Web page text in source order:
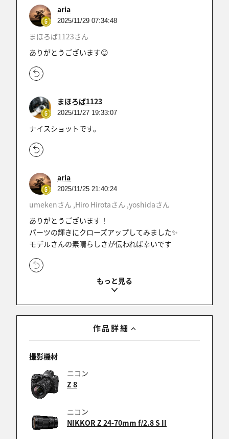
aria
2025/11/29 07:34:48
まほろば1123さん
ありがとうございます😊
まほろば1123
2025/11/27 19:33:07
ナイスショットです。
aria
2025/11/25 21:40:24
umekenさん ,Hiro Hirotaさん ,yoshidaさん
ありがとうございます！
パーツの輝きにクローズアップしてみました✨
モデルさんの素晴らしさが伝われば幸いです
2025/11/25 21:39:30
2025/11/25 10:42:16
ナイスショット！
作品詳細
撮影機材
ニコン
Z 8
ニコン
NIKKOR Z 24-70mm f/2.8 S II